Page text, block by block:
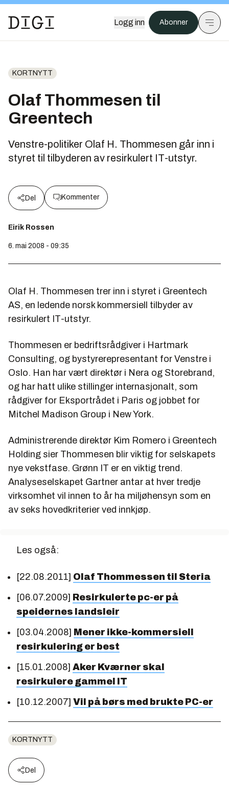
Logg inn Abonner
KORTNYTT
Olaf Thommesen til
Greentech
Venstre-politiker Olaf H. Thommesen går inn i
styret til tilbyderen av resirkulert IT-utstyr.
Del Kommenter
Eirik Rossen
6. mai 2008 - 09:35
Olaf H. Thommesen trer inn i styret i Greentech
AS, en ledende norsk kommersiell tilbyder av
resirkulert IT-utstyr.
Thommesen er bedriftsrådgiver i Hartmark
Consulting, og bystyrerepresentant for Venstre i
Oslo. Han har vært direktør i Nera og Storebrand,
og har hatt ulike stillinger internasjonalt, som
rådgiver for Eksportrådet i Paris og jobbet for
Mitchel Madison Group i New York.
Administrerende direktør Kim Romero i Greentech
Holding sier Thommesen blir viktig for selskapets
nye vekstfase. Grønn IT er en viktig trend.
Analyseselskapet Gartner antar at hver tredje
virksomhet vil innen to år ha miljøhensyn som en
av seks hovedkriterier ved innkjøp.
Les også:
[22.08.2011] Olaf Thommessen til Steria
[06.07.2009] Resirkulerte pc-er på
speidernes landsleir
[03.04.2008] Mener ikke-kommersiell
resirkulering er best
[15.01.2008] Aker Kværner skal
resirkulere gammel IT
[10.12.2007] Vil på børs med brukte PC-er
KORTNYTT
Del